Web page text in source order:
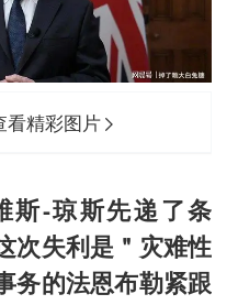
看精彩图片
斯-琼斯先递了条
次失利是＂灾难性
务的法恩布勒紧跟